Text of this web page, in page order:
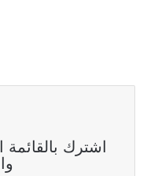
اشترك بالقائمة